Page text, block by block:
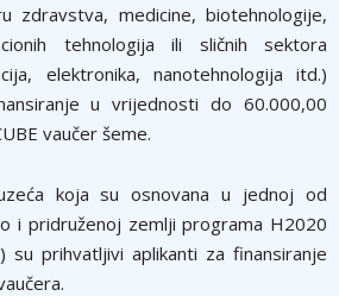
zdravstva, medicine, biotehnologije,
tehnologija ili sličnih sektora
elektronika, nanotehnologija itd.)
u vrijednosti do 60.000,00
vaučer šeme.
koja su osnovana u jednoj od
i pridruženoj zemlji programa H2020
su prihvatljivi aplikanti za finansiranje